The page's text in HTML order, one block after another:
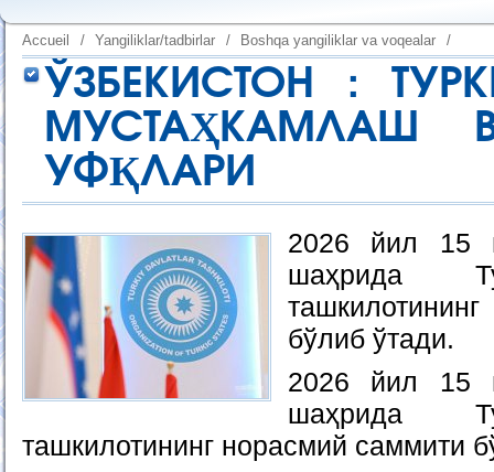
Accueil / Yangiliklar/tadbirlar / Boshqa yangiliklar va voqealar /
ЎЗБЕКИСТОН :
МУСТАҲКАМЛАШ
УФҚЛАРИ
2026 йил 15
шаҳрида
бўлиб ўтади.
2026 йил 15
шаҳрида
ташкилотининг норасмий саммити